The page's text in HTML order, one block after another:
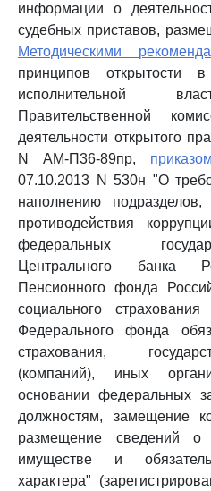
информации о
судебных приставов,
Методическими
принципов открытости
исполнительной
Правительственной
деятельности открытого
N АМ-П36-89пр, приказом
07.10.2013 N 530н "О
наполнению
противодействия
федеральных
Центрального банка
Пенсионного фонда
социального
Федерального фонда
страхования,
(компаний), иных
основании федеральных
должностям, замещение
размещение сведений о
имуществе и
характера"